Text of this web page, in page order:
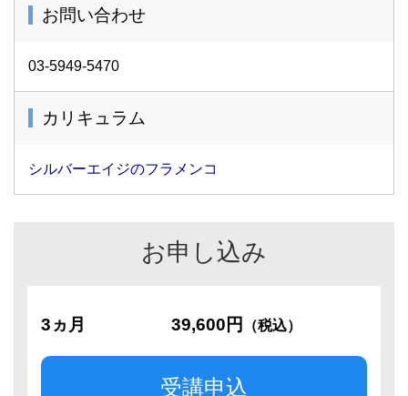
お問い合わせ
03-5949-5470
カリキュラム
シルバーエイジのフラメンコ
お申し込み
3ヵ月 39,600円 （税込）
受講申込